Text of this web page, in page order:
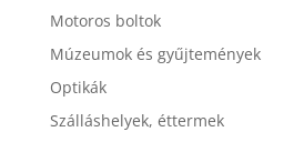
Motoros boltok
Múzeumok és gyűjtemények
Optikák
Szálláshelyek, éttermek